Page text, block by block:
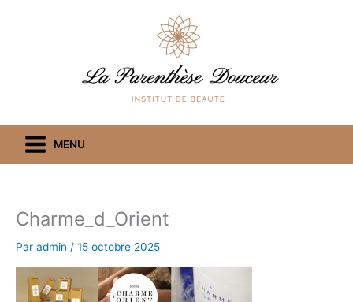
MENU
Charme_d_Orient
Par admin / 15 octobre 2025